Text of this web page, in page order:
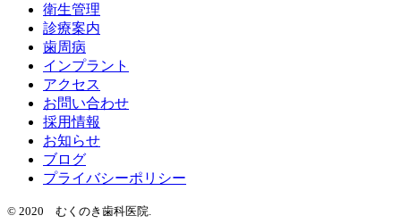
衛生管理
診療案内
歯周病
インプラント
アクセス
お問い合わせ
採用情報
お知らせ
ブログ
プライバシーポリシー
© 2020 むくのき歯科医院.